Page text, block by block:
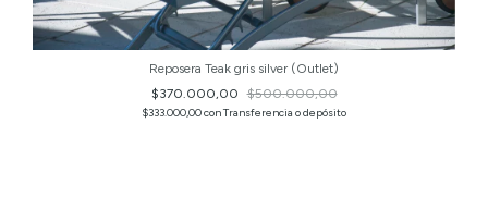
Reposera Teak gris silver (Outlet)
$370.000,00
$500.000,00
$333.000,00conTransferencia o depósito